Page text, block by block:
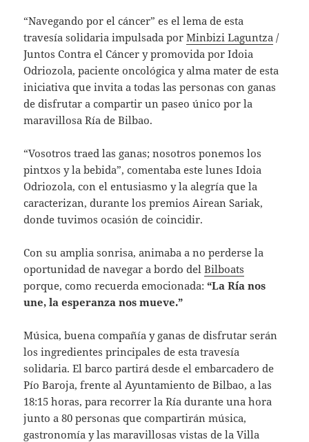
“Navegando por el cáncer” es el lema de esta
travesía solidaria impulsada porMinbizi Laguntza /
Juntos Contra el Cáncer y promovida por Idoia
Odriozola, paciente oncológica y alma mater de esta
iniciativa que invita a todas las personas con ganas
de disfrutar a compartir un paseo único por la
maravillosa Ría de Bilbao.
“Vosotros traed las ganas; nosotros ponemos los
pintxos y la bebida”, comentaba este lunes Idoia
Odriozola, con el entusiasmo y la alegría que la
caracterizan, durante los premios Airean Sariak,
donde tuvimos ocasión de coincidir.
Con su amplia sonrisa, animaba a no perderse la
oportunidad de navegar a bordo delBilboats
porque, como recuerda emocionada:“La Ría nos
une, la esperanza nos mueve.”
Música, buena compañía y ganas de disfrutar serán
los ingredientes principales de esta travesía
solidaria. El barco partirá desde el embarcadero de
Pío Baroja, frente al Ayuntamiento de Bilbao, a las
18:15 horas, para recorrer la Ría durante una hora
junto a 80 personas que compartirán música,
gastronomía y las maravillosas vistas de la Villa